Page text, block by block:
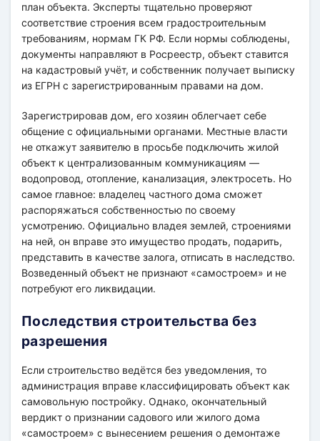
план объекта. Эксперты тщательно проверяют
соответствие строения всем градостроительным
требованиям, нормам ГК РФ. Если нормы соблюдены,
документы направляют в Росреестр, объект ставится
на кадастровый учёт, и собственник получает выписку
из ЕГРН с зарегистрированным правами на дом.
Зарегистрировав дом, его хозяин облегчает себе
общение с официальными органами. Местные власти
не откажут заявителю в просьбе подключить жилой
объект к централизованным коммуникациям —
водопровод, отопление, канализация, электросеть. Но
самое главное: владелец частного дома сможет
распоряжаться собственностью по своему
усмотрению. Официально владея землей, строениями
на ней, он вправе это имущество продать, подарить,
представить в качестве залога, отписать в наследство.
Возведенный объект не признают «самостроем» и не
потребуют его ликвидации.
Последствия строительства без
разрешения
Если строительство ведётся без уведомления, то
администрация вправе классифицировать объект как
самовольную постройку. Однако, окончательный
вердикт о признании садового или жилого дома
«самостроем» с вынесением решения о демонтаже